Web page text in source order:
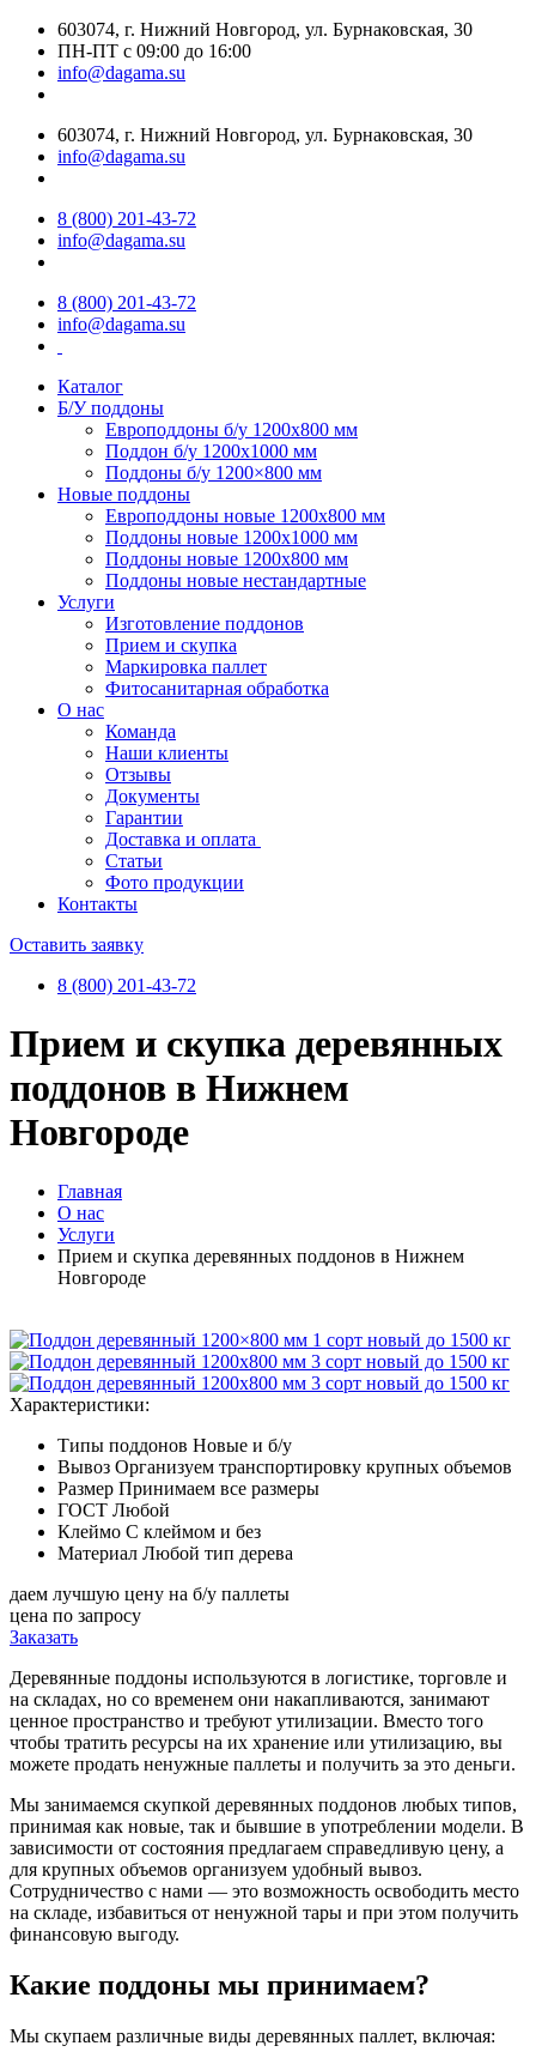
603074, г. Нижний Новгород, ул. Бурнаковская, 30
ПН-ПТ с 09:00 до 16:00
info@dagama.su
603074, г. Нижний Новгород, ул. Бурнаковская, 30
info@dagama.su
8 (800) 201-43-72
info@dagama.su
8 (800) 201-43-72
info@dagama.su
Каталог
Б/У поддоны
Европоддоны б/у 1200х800 мм
Поддон б/у 1200х1000 мм
Поддоны б/у 1200×800 мм
Новые поддоны
Европоддоны новые 1200х800 мм
Поддоны новые 1200х1000 мм
Поддоны новые 1200х800 мм
Поддоны новые нестандартные
Услуги
Изготовление поддонов
Прием и скупка
Маркировка паллет
Фитосанитарная обработка
О нас
Команда
Наши клиенты
Отзывы
Документы
Гарантии
Доставка и оплата
Статьи
Фото продукции
Контакты
Оставить заявку
8 (800) 201-43-72
Прием и скупка деревянных
поддонов в Нижнем
Новгороде
Главная
О нас
Услуги
Прием и скупка деревянных поддонов в Нижнем
Новгороде
Характеристики:
Типы поддонов Новые и б/у
Вывоз Организуем транспортировку крупных объемов
Размер Принимаем все размеры
ГОСТ Любой
Клеймо С клеймом и без
Материал Любой тип дерева
даем лучшую цену на б/у паллеты
цена по запросу
Заказать
Деревянные поддоны используются в логистике, торговле и
на складах, но со временем они накапливаются, занимают
ценное пространство и требуют утилизации. Вместо того
чтобы тратить ресурсы на их хранение или утилизацию, вы
можете продать ненужные паллеты и получить за это деньги.
Мы занимаемся скупкой деревянных поддонов любых типов,
принимая как новые, так и бывшие в употреблении модели. В
зависимости от состояния предлагаем справедливую цену, а
для крупных объемов организуем удобный вывоз.
Сотрудничество с нами — это возможность освободить место
на складе, избавиться от ненужной тары и при этом получить
финансовую выгоду.
Какие поддоны мы принимаем?
Мы скупаем различные виды деревянных паллет, включая: